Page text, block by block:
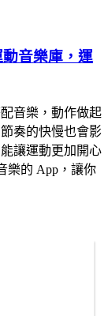
音樂庫，運
音樂，動作做起
奏的快慢也會影
讓運動更加開心
樂的 App，讓你